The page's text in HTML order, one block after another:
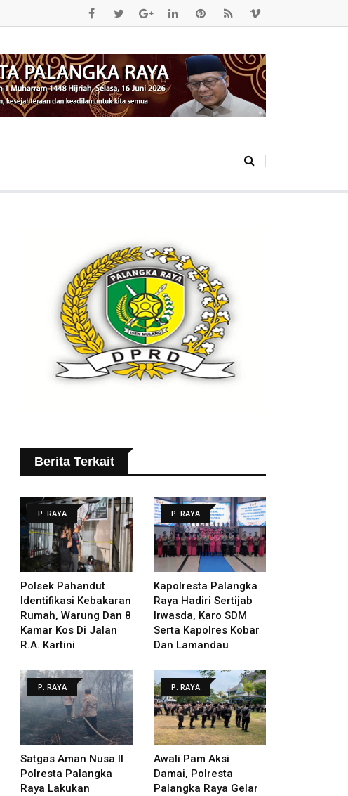
Berita Terkait
P. RAYA
Polsek Pahandut
Identifikasi Kebakaran
Rumah, Warung Dan 8
Kamar Kos Di Jalan
R.A. Kartini
P. RAYA
Kapolresta Palangka
Raya Hadiri Sertijab
Irwasda, Karo SDM
Serta Kapolres Kobar
Dan Lamandau
P. RAYA
Satgas Aman Nusa II
Polresta Palangka
Raya Lakukan
P. RAYA
Awali Pam Aksi
Damai, Polresta
Palangka Raya Gelar